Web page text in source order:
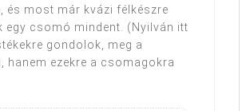
és most már kvázi félkészre
egy csomó mindent. (Nyilván itt
gondolok, meg a
hanem ezekre a csomagokra